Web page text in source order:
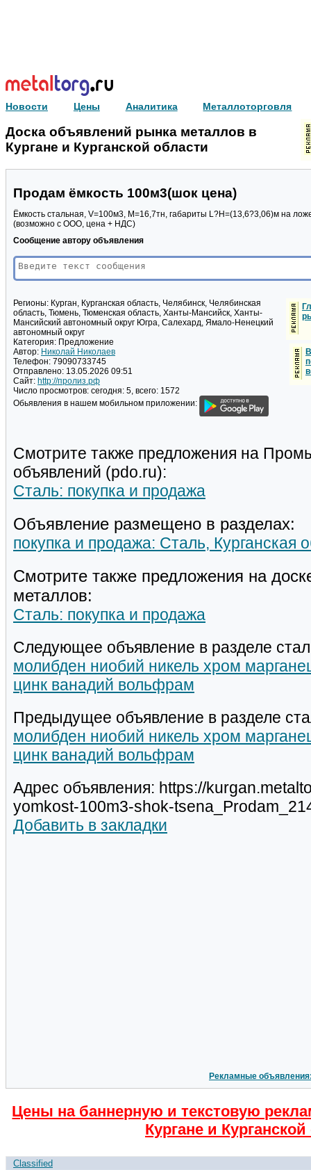
Новости Цены Аналитика Металлоторговля
Доска объявлений рынка металлов в
Кургане и Курганской области
Продам ёмкость 100м3(шок цена)
Ёмкость стальная, V=100м3, M=16,7тн, габариты L?H=(13,6?3,06)м на
(возможно с ООО, цена + НДС)
Сообщение автору объявления
Регионы: Курган, Курганская область, Челябинск, Челябинская
область, Тюмень, Тюменская область, Ханты-Мансийск, Ханты-
Мансийский автономный округ Югра, Салехард, Ямало-Ненецкий
автономный округ
Категория: Предложение
Автор: Николай Николаев
Телефон: 79090733745
Отправлено: 13.05.2026 09:51
Сайт: http://пролиз.рф
Число просмотров: сегодня: 5, всего: 1572
Обьявления в нашем мобильном приложении:
Смотрите также предложения на
объявлений (pdo.ru):
Сталь: покупка и продажа
Объявление размещено в разделах:
покупка и продажа: Сталь, Курганская
Смотрите также предложения на
металлов:
Сталь: покупка и продажа
Следующее объявление в разделе
молибден ниобий никель хром
цинк ванадий вольфрам
Предыдущее объявление в разделе
молибден ниобий никель хром
цинк ванадий вольфрам
Адрес объявления: https://
yomkost-100m3-shok-
Добавить в закладки
Рекламные
Цены на баннерную и текстовую
Кургане и
Classified